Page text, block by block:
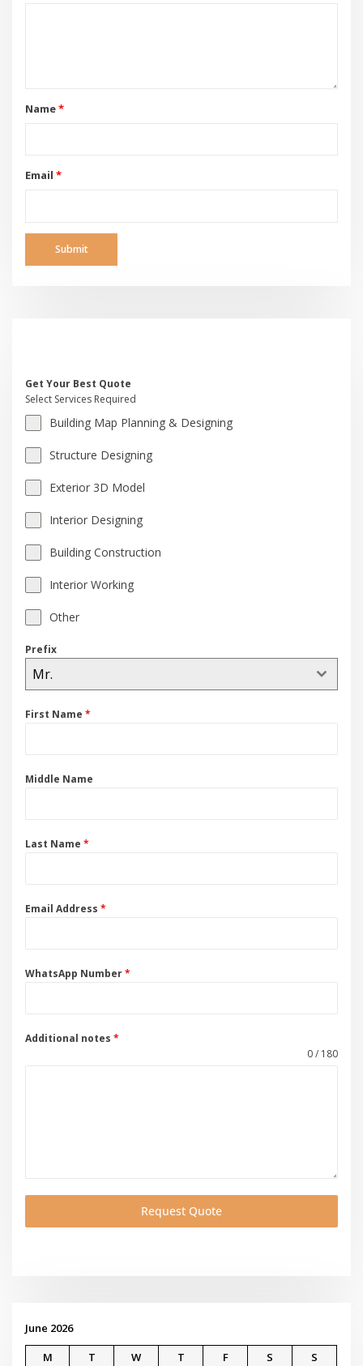
Name*
Email *
Get Your Best Quote
Select Services Required
Building Map Planning & Designing
Structure Designing
Exterior 3D Model
Interior Designing
Building Construction
Interior Working
Other
Prefix
Mr.
First Name*
Middle Name
Last Name*
Email Address*
WhatsApp Number*
Additional notes*
0 / 180
Request Quote
June 2026
M
T W T F S
S